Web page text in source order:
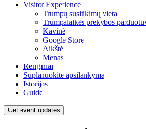
Visitor Experience
Trumpų susitikimų vieta
Trumpalaikės prekybos
Kavinė
Google Store
Aikštė
Menas
Renginiai
Suplanuokite apsilankymą
Istorijos
Guide
Get event updates